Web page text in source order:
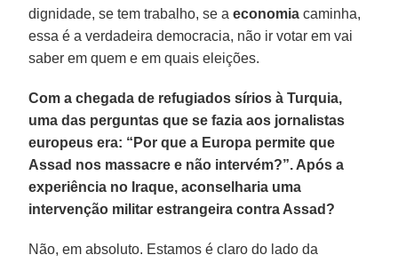
dignidade, se tem trabalho, se aeconomia caminha,
essa é a verdadeira democracia, não ir votar em vai
saber em quem e em quais eleições.
Com a chegada de refugiados sírios à Turquia,
uma das perguntas que se fazia aos jornalistas
europeus era: “Por que a Europa permite que
Assad nos massacre e não intervém?”. Após a
experiência no Iraque, aconselharia uma
intervenção militar estrangeira contra Assad?
Não, em absoluto. Estamos é claro do lado da